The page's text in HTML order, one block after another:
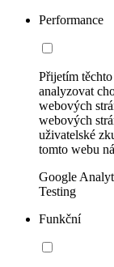
Performance
Přijetím
analyzovat
webových
webových
uživatelské
tomto webu
Google
Testing
Funkční